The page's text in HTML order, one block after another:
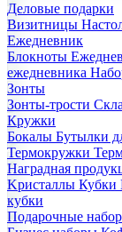
Деловые подарки
Визитницы
Ежедневник
Блокноты
ежедневника
Зонты
Зонты-трости
Кружки
Бокалы Бутылки
Термокружки
Наградная
Kристаллы Кубки
кубки
Подарочные